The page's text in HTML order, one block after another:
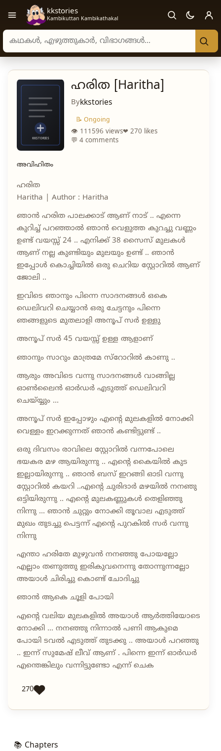
Open navigation menu
kkstories
Kambikuttan Kambikathakal
Search stories, authors, and categories
ഹരിത [Haritha]
Bykkstories
📝 Ongoing
👁 111596 views❤ 270 likes
💬 4 comments
അവിഹിതം
ഹരിത
Haritha | Author : Haritha
ഞാൻ ഹരിത പാലക്കാട് ആണ് നാട് .. എന്നെ
കുറിച്ച് പറഞ്ഞാൽ ഞാൻ വെളുത്ത കുറച്ചു വണ്ണം
ഉണ്ട് വയസ്സ് 24 .. എനിക്ക് 38 സൈസ് മുലകൾ
ആണ് നല്ല കുണ്ടിയും മുലയും ഉണ്ട് .. ഞാൻ
ഇപ്പോൾ കൊച്ചിയിൽ ഒരു ചെറിയ സ്റ്റോറിൽ ആണ്
ജോലി ..
ഇവിടെ ഞാനും പിന്നെ സാദനങ്ങൾ ഒകെ
ഡെലിവറി ചെയ്യാൻ ഒരു ചേട്ടനും പിന്നെ
ഞങ്ങളുടെ മുതലാളി അനൂപ് സർ ഉള്ളു
അനൂപ് സർ 45 വയസ്സ് ഉള്ള ആളാണ്
ഞാനും സാറും മാത്രമേ സ്റോറിൽ കാണു ..
ആരും അവിടെ വന്നു സാദനങ്ങൾ വാങ്ങില്ല
ഓൺലൈൻ ഓർഡർ എടുത്ത് ഡെലിവറി
ചെയ്‌യ്യും ...
അനൂപ് സർ ഇപ്പോഴും എന്റെ മുലകളിൽ നോക്കി
വെള്ളം ഇറക്കുന്നത് ഞാൻ കണ്ടിട്ടുണ്ട് ..
ഒരു ദിവസം രാവിലെ സ്റ്റോറിൽ വന്നപോലെ
ഭയകര മഴ ആയിരുന്നു .. എന്റെ കൈയിൽ കുട
ഇല്ലായിരുന്നു .. ഞാൻ ബസ് ഇറങ്ങി ഓടി വന്നു
സ്റ്റോറിൽ കയറി ..എന്റെ ചുരിദാർ മഴയിൽ നനഞു
ഒട്ടിയിരുന്നു .. എന്റെ മുലകണ്ണുകൾ തെളിഞ്ഞു
നിന്നു ... ഞാൻ ചുറ്റും നോക്കി തൂവാല എടുത്ത്
മുഖം തുടച്ചു പെട്ടന്ന് എന്റെ പുറകിൽ സർ വന്നു
നിന്നു
എന്താ ഹരിതേ മുഴുവൻ നനഞ്ഞു പോയല്ലോ
എല്ലാം തണുത്തു ഇരികുവനെന്നു തോന്നുന്നല്ലോ
അയാൾ ചിരിച്ചു കൊണ്ട് ചോദിച്ചു
ഞാൻ ആകെ ചൂളി പോയി
എന്റെ വലിയ മുലകളിൽ അയാൾ ആർത്തിയോടെ
നോക്കി ... നനഞ്ഞു നിന്നാൽ പണി ആകുമെ
പോയി ടവൽ എടുത്ത് തുടക്കു .. അയാൾ പറഞ്ഞു
.. ഇന്ന് സുമേഷ് ലീവ് ആണ് . പിന്നെ ഇന്ന് ഓർഡർ
എന്തെങ്കിലും വന്നിട്ടുണ്ടോ എന്ന് ചെക
270
📚 Chapters